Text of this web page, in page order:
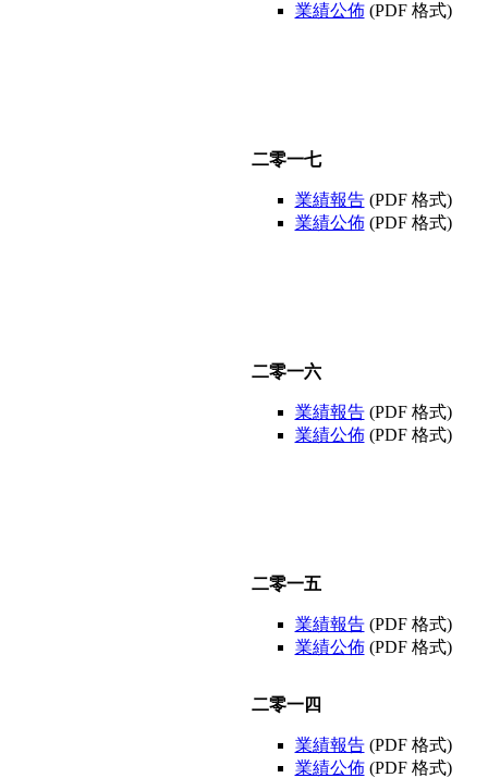
業績公佈(PDF 格式)
二零一七
業績報告(PDF 格式)
業績公佈(PDF 格式)
二零一六
業績報告(PDF 格式)
業績公佈(PDF 格式)
二零一五
業績報告(PDF 格式)
業績公佈(PDF 格式)
二零一四
業績報告(PDF 格式)
業績公佈(PDF 格式)